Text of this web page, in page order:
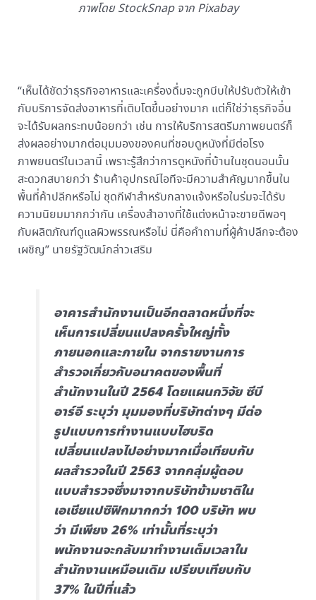
ภาพโดย StockSnap จาก Pixabay
“เห็นได้ชัดว่าธุรกิจอาหารและเครื่องดื่มจะถูกบีบให้ปรับตัวให้เข้า
กับบริการจัดส่งอาหารที่เติบโตขึ้นอย่างมาก แต่ก็ใช่ว่าธุรกิจอื่น
จะได้รับผลกระทบน้อยกว่า เช่น การให้บริการสตรีมภาพยนตร์ก็
ส่งผลอย่างมากต่อมุมมองของคนที่ชอบดูหนังที่มีต่อโรง
ภาพยนตร์ในเวลานี้ เพราะรู้สึกว่าการดูหนังที่บ้านในชุดนอนนั้น
สะดวกสบายกว่า ร้านค้าอุปกรณ์ไอทีจะมีความสำคัญมากขึ้นใน
พื้นที่ค้าปลีกหรือไม่ ชุดกีฬาสำหรับกลางแจ้งหรือในร่มจะได้รับ
ความนิยมมากกว่ากัน เครื่องสำอางที่ใช้แต่งหน้าจะขายดีพอๆ
กับผลิตภัณฑ์ดูแลผิวพรรณหรือไม่ นี่คือคำถามที่ผู้ค้าปลีกจะต้อง
เผชิญ” นายรัฐวัฒน์กล่าวเสริม
อาคารสำนักงานเป็นอีกตลาดหนึ่งที่จะ
เห็นการเปลี่ยนแปลงครั้งใหญ่ทั้ง
ภายนอกและภายใน จากรายงานการ
สำรวจเกี่ยวกับอนาคตของพื้นที่
สำนักงานในปี 2564 โดยแผนกวิจัย ซีบี
อาร์อี ระบุว่า มุมมองที่บริษัทต่างๆ มีต่อ
รูปแบบการทำงานแบบไฮบริด
เปลี่ยนแปลงไปอย่างมากเมื่อเทียบกับ
ผลสำรวจในปี 2563 จากกลุ่มผู้ตอบ
แบบสำรวจซึ่งมาจากบริษัทข้ามชาติใน
เอเชียแปซิฟิกมากกว่า 100 บริษัท พบ
ว่า มีเพียง 26% เท่านั้นที่ระบุว่า
พนักงานจะกลับมาทำงานเต็มเวลาใน
สำนักงานเหมือนเดิม เปรียบเทียบกับ
37% ในปีที่แล้ว